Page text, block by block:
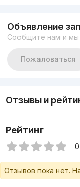
Объявление
Сообщите нам и
Пожаловаться
Отзывы и
Рейтинг
Отзывов пока нет.